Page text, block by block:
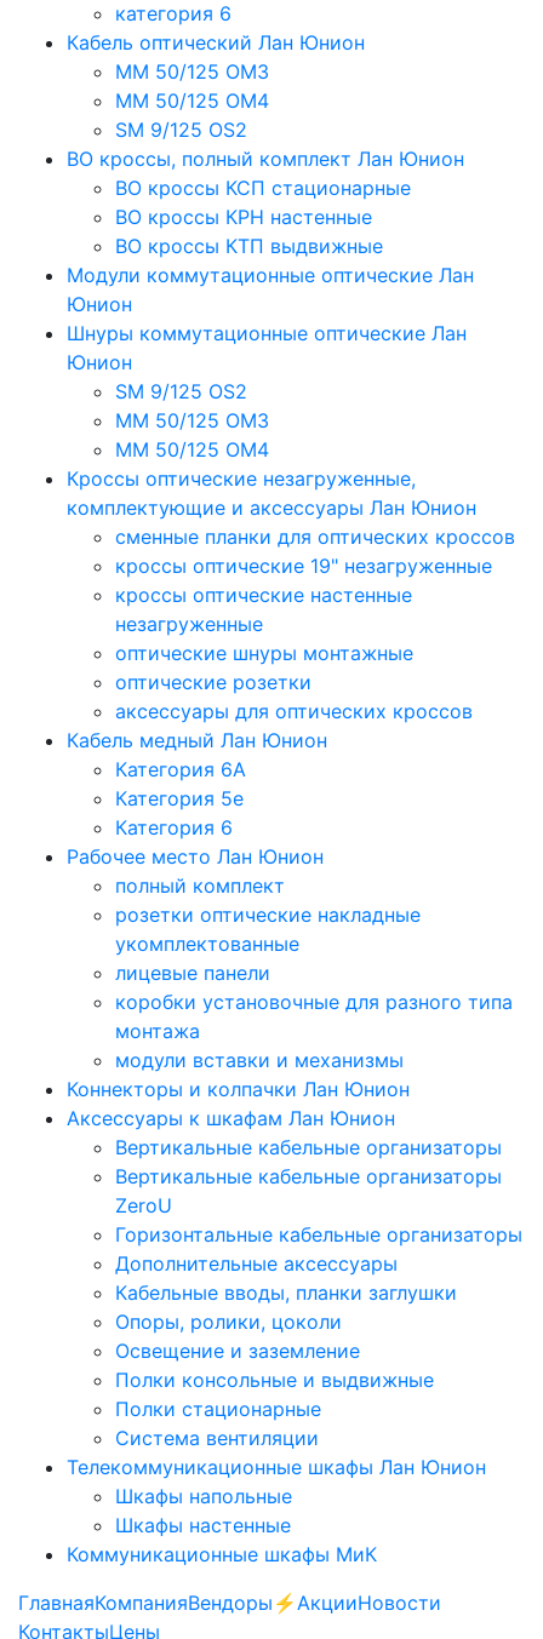
категория 6
Кабель оптический Лан Юнион
MM 50/125 OM3
MM 50/125 OM4
SM 9/125 OS2
ВО кроссы, полный комплект Лан Юнион
ВО кроссы КСП стационарные
ВО кроссы КРН настенные
ВО кроссы КТП выдвижные
Модули коммутационные оптические Лан
Юнион
Шнуры коммутационные оптические Лан
Юнион
SM 9/125 OS2
MM 50/125 OM3
MM 50/125 OM4
Кроссы оптические незагруженные,
комплектующие и аксессуары Лан Юнион
сменные планки для оптических кроссов
кроссы оптические 19" незагруженные
кроссы оптические настенные
незагруженные
оптические шнуры монтажные
оптические розетки
аксессуары для оптических кроссов
Кабель медный Лан Юнион
Категория 6A
Категория 5e
Категория 6
Рабочее место Лан Юнион
полный комплект
розетки оптические накладные
укомплектованные
лицевые панели
коробки установочные для разного типа
монтажа
модули вставки и механизмы
Коннекторы и колпачки Лан Юнион
Аксессуары к шкафам Лан Юнион
Вертикальные кабельные организаторы
Вертикальные кабельные организаторы
ZeroU
Горизонтальные кабельные организаторы
Дополнительные аксессуары
Кабельные вводы, планки заглушки
Опоры, ролики, цоколи
Освещение и заземление
Полки консольные и выдвижные
Полки стационарные
Система вентиляции
Телекоммуникационные шкафы Лан Юнион
Шкафы напольные
Шкафы настенные
Коммуникационные шкафы МиК
ГлавнаяКомпанияВендоры ⚡️АкцииНовости
КонтактыЦены